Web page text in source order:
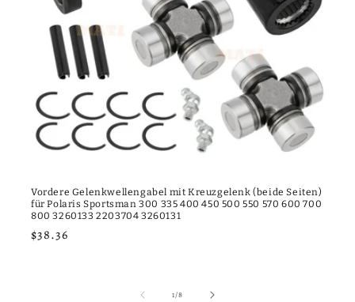
Vordere Gelenkwellengabel mit Kreuzgelenk (beide Seiten)
für Polaris Sportsman 300 335 400 450 500 550 570 600 700
800 3260133 2203704 3260131
Normaler
$38.36
1/von
8